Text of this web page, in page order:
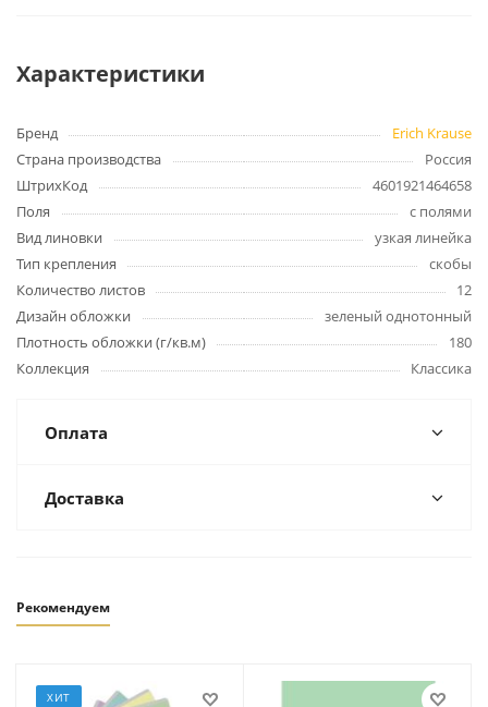
Характеристики
Бренд
Erich Krause
Страна производства
Россия
ШтрихКод
4601921464658
Поля
с полями
Вид линовки
узкая линейка
Тип крепления
скобы
Количество листов
12
Дизайн обложки
зеленый однотонный
Плотность обложки (г/кв.м)
180
Коллекция
Классика
Оплата
Доставка
Рекомендуем
ХИТ